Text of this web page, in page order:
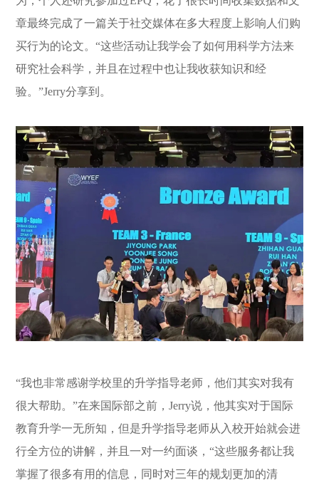
章最终完成了一篇关于社交媒体在多大程度上影响人们购
买行为的论文。“这些活动让我学会了如何用科学方法来
研究社会科学，并且在过程中也让我收获知识和经
验。”Jerry分享到。
“我也非常感谢学校里的升学指导老师，他们其实对我有
很大帮助。”在来国际部之前，Jerry说，他其实对于国际
教育升学一无所知，但是升学指导老师从入校开始就会进
行全方位的讲解，并且一对一约面谈，“这些服务都让我
掌握了很多有用的信息，同时对三年的规划更加的清